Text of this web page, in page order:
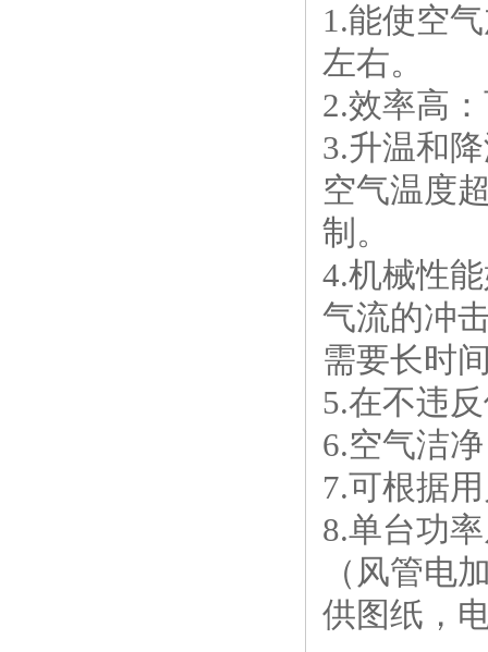
1.能使空
左右。
2.效率高
3.升温和
空气温度
制。
4.机械性
气流的冲
需要长时
5.在不违
6.空气洁
7.可根据
8.单台功
（风管电
供图纸，